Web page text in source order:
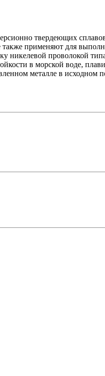
твердеющих
применяют для
никелевой проволокой
в морской воде,
металле в исходном